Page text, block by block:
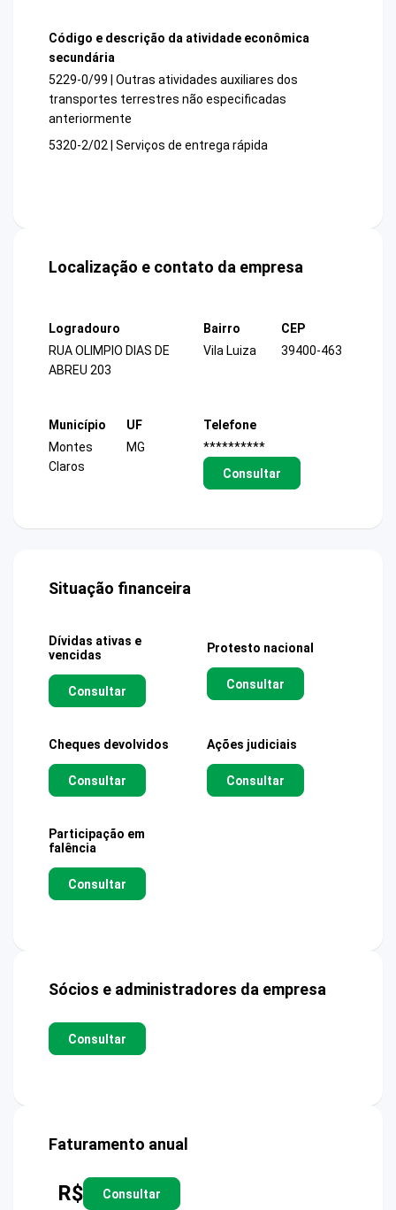
Código e descrição da atividade econômica
secundária
5229-0/99 | Outras atividades auxiliares dos
transportes terrestres não especificadas
anteriormente
5320-2/02 | Serviços de entrega rápida
Localização e contato da empresa
Logradouro
RUA OLIMPIO DIAS DE
ABREU 203
Bairro
Vila Luiza
CEP
39400-463
Município
Montes
Claros
UF
MG
Telefone
**********
Consultar
Situação financeira
Dívidas ativas e
vencidas
Consultar
Protesto nacional
Consultar
Cheques devolvidos
Consultar
Ações judiciais
Consultar
Participação em
falência
Consultar
Sócios e administradores da empresa
Consultar
Faturamento anual
R$ Consultar